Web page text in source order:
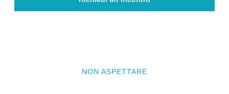
NON ASPETTARE